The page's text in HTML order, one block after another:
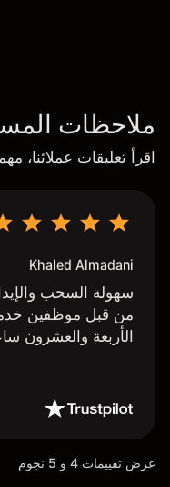
ملاحظات
اقرأ تعليقات عملائنا،
Khaled Almadani
سهولة السحب
من قبل موظفين
الأربعة والعشرون
عرض تقييمات 4 و 5 نجوم